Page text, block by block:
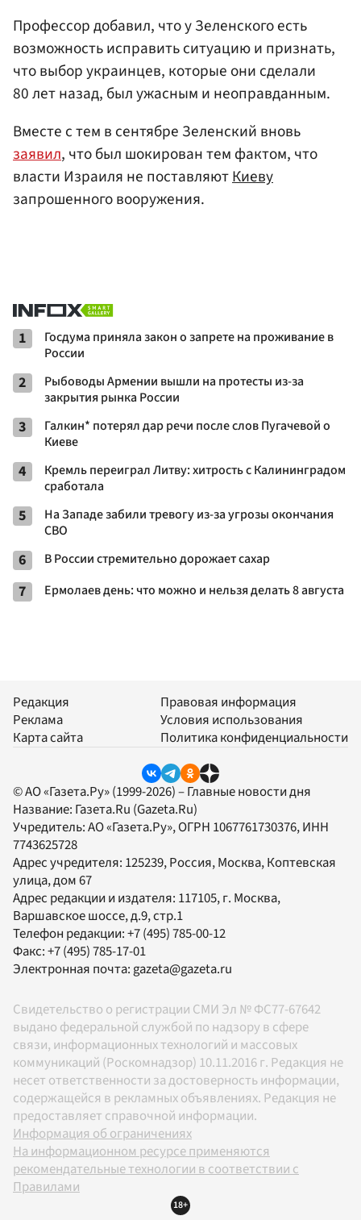
Профессор добавил, что у Зеленского есть
возможность исправить ситуацию и признать,
что выбор украинцев, которые они сделали
80 лет назад, был ужасным и неоправданным.
Вместе с тем в сентябре Зеленский вновь
заявил, что был шокирован тем фактом, что
власти Израиля не поставляютКиеву
запрошенного вооружения.
1
Госдума приняла закон о запрете на проживание в
России
2
Рыбоводы Армении вышли на протесты из-за
закрытия рынка России
3
Галкин* потерял дар речи после слов Пугачевой о
Киеве
4
Кремль переиграл Литву: хитрость с Калининградом
сработала
5
На Западе забили тревогу из-за угрозы окончания
СВО
6 В России стремительно дорожает сахар
7 Ермолаев день: что можно и нельзя делать 8 августа
Редакция
Реклама
Карта сайта
Правовая информация
Условия использования
Политика конфиденциальности
© АО «Газета.Ру» (1999-2026) – Главные новости дня
Название: Газета.Ru (Gazeta.Ru)
Учредитель:АО «Газета.Ру», ОГРН 1067761730376, ИНН
7743625728
Адрес учредителя: 125239, Россия, Москва, Коптевская
улица, дом 67
Адрес редакции и издателя: 117105, г. Москва,
Варшавское шоссе, д.9, стр.1
Телефон редакции:+7 (495) 785-00-12
Факс:+7 (495) 785-17-01
Электронная почта: gazeta@gazeta.ru
Свидетельство о регистрации СМИ Эл № ФС77-67642
выдано федеральной службой по надзору в сфере
связи, информационных технологий и массовых
коммуникаций (Роскомнадзор) 10.11.2016 г. Редакция не
несет ответственности за достоверность информации,
содержащейся в рекламных объявлениях. Редакция не
предоставляет справочной информации.
Информация об ограничениях
На информационном ресурсе применяются
рекомендательные технологии в соответствии с
Правилами
18+